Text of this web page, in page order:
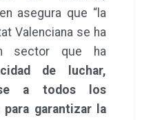
asegura que “la
Valenciana se ha
sector que ha
de luchar,
a todos los
garantizar la